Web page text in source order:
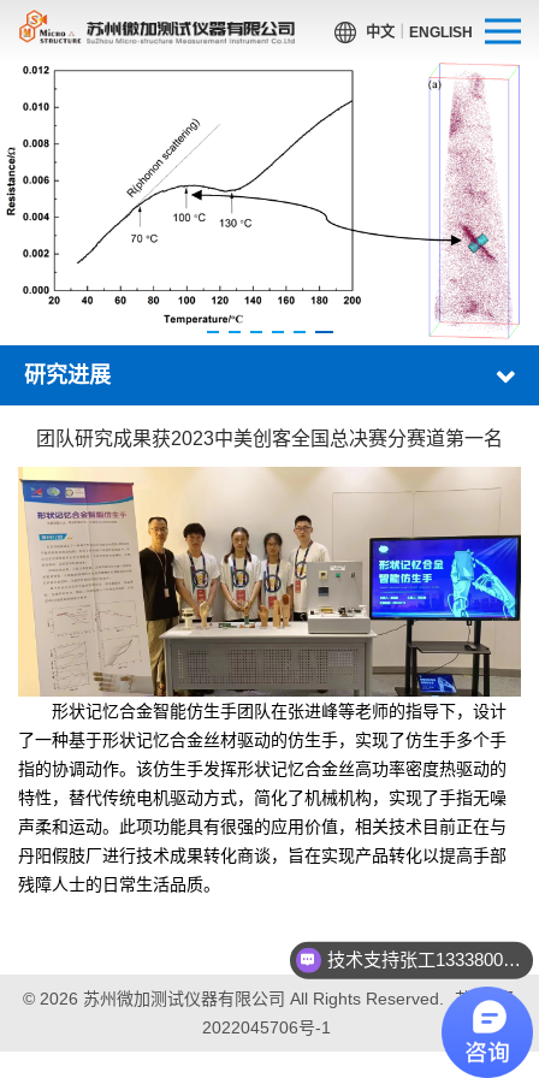
中文 ENGLISH
研究进展
团队研究成果获2023中美创客全国总决赛分赛道第一名
形状记忆合金智能仿生手团队在张进峰等老师的指导下，设计
了一种基于形状记忆合金丝材驱动的仿生手，实现了仿生手多个手
指的协调动作。该仿生手发挥形状记忆合金丝高功率密度热驱动的
特性，替代传统电机驱动方式，简化了机械机构，实现了手指无噪
声柔和运动。此项功能具有很强的应用价值，相关技术目前正在与
丹阳假肢厂进行技术成果转化商谈，旨在实现产品转化以提高手部
残障人士的日常生活品质。
© 2026 苏州微加测试仪器有限公司 All Rights Reserved.
苏ICP备
2022045706号-1
技术支持张工133380022060